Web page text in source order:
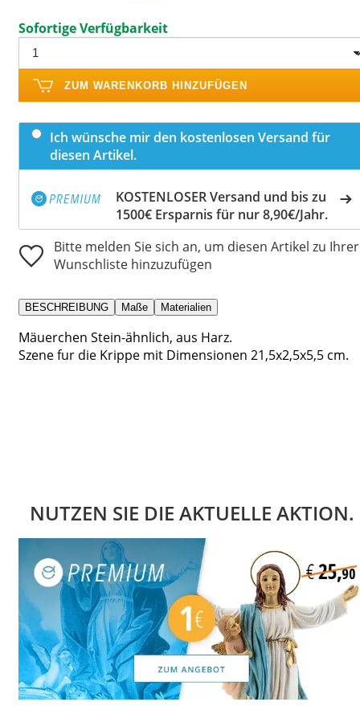
Sofortige Verfügbarkeit
ZUM WARENKORB HINZUFÜGEN
Ich wünsche mir den kostenlosen Versand für
diesen Artikel.
KOSTENLOSER Versand und bis zu
1500€ Ersparnis für nur 8,90€/Jahr.
Bitte melden Sie sich an, um diesen Artikel zu Ihrer
Wunschliste hinzuzufügen
BESCHREIBUNG Maße Materialien
Mäuerchen Stein-ähnlich, aus Harz.
Szene fur die Krippe mit Dimensionen 21,5x2,5x5,5 cm.
NUTZEN SIE DIE AKTUELLE AKTION.